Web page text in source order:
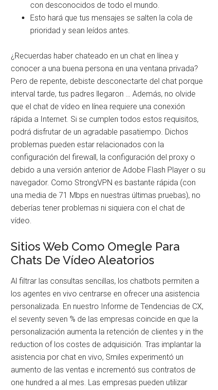
con desconocidos de todo el mundo.
Esto hará que tus mensajes se salten la cola de
prioridad y sean leídos antes.
¿Recuerdas haber chateado en un chat en línea y
conocer a una buena persona en una ventana privada?
Pero de repente, debiste desconectarte del chat porque
interval tarde, tus padres llegaron … Además, no olvide
que el chat de vídeo en línea requiere una conexión
rápida a Internet. Si se cumplen todos estos requisitos,
podrá disfrutar de un agradable pasatiempo. Dichos
problemas pueden estar relacionados con la
configuración del firewall, la configuración del proxy o
debido a una versión anterior de Adobe Flash Player o su
navegador. Como StrongVPN es bastante rápida (con
una media de 71 Mbps en nuestras últimas pruebas), no
deberías tener problemas ni siquiera con el chat de
vídeo.
Sitios Web Como Omegle Para
Chats De Vídeo Aleatorios
Al filtrar las consultas sencillas, los chatbots permiten a
los agentes en vivo centrarse en ofrecer una asistencia
personalizada. En nuestro Informe de Tendencias de CX,
el seventy seven % de las empresas coincide en que la
personalización aumenta la retención de clientes y in the
reduction of los costes de adquisición. Tras implantar la
asistencia por chat en vivo, Smiles experimentó un
aumento de las ventas e incrementó sus contratos de
one hundred a al mes. Las empresas pueden utilizar